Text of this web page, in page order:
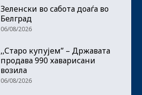
Зеленски во сабота доаѓа во
Белград
06/08/2026
,,Старо купујем” – Државата
продава 990 хаварисани
возила
06/08/2026